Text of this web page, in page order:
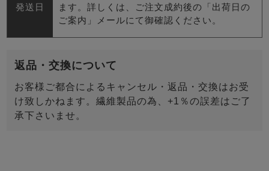
発送日
ます。詳しくは、ご注文成約後の「出荷日の
ご案内」メールにて御確認ください。
返品・交換について
お客様ご都合によるキャンセル・返品・交換はお受
け致しかねます。繊維製品の為、+1％の誤差はご了
承下さいませ。